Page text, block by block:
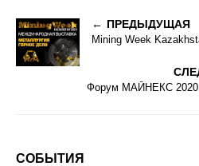
ПРЕДЫДУЩАЯ
Mining Week
Форум МАЙНЕКС 2020
СОБЫТИЯ